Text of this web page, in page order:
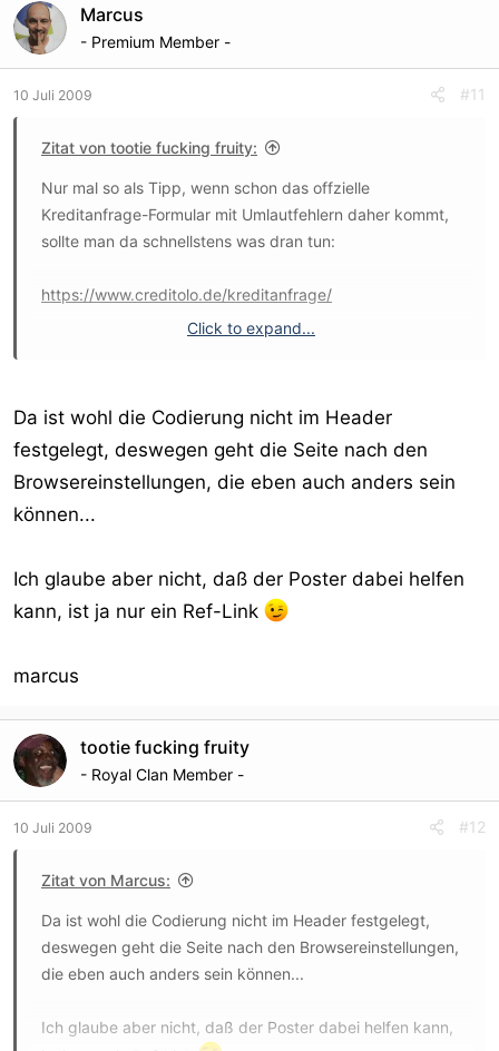
Marcus
- Premium Member -
10 Juli 2009 #11
Zitat von tootie fucking fruity:
Nur mal so als Tipp, wenn schon das offzielle
Kreditanfrage-Formular mit Umlautfehlern daher kommt,
sollte man da schnellstens was dran tun:
https://www.creditolo.de/kreditanfrage/
Click to expand...
Da ist wohl die Codierung nicht im Header
festgelegt, deswegen geht die Seite nach den
Browsereinstellungen, die eben auch anders sein
können...
Ich glaube aber nicht, daß der Poster dabei helfen
kann, ist ja nur ein Ref-Link
marcus
tootie fucking fruity
- Royal Clan Member -
10 Juli 2009 #12
Zitat von Marcus:
Da ist wohl die Codierung nicht im Header festgelegt,
deswegen geht die Seite nach den Browsereinstellungen,
die eben auch anders sein können...
Ich glaube aber nicht, daß der Poster dabei helfen kann,